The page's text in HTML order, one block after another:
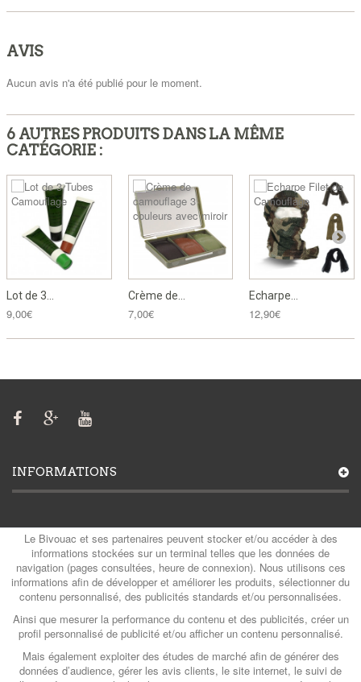
AVIS
Aucun avis n'a été publié pour le moment.
6 AUTRES PRODUITS DANS LA MÊME
CATÉGORIE :
Lot de 3...
9,00€
Crème de...
7,00€
Echarpe...
12,90€
INFORMATIONS
MON COMPTE
CATÉGORIES
CONTACTS
Le Bivouac et ses partenaires peuvent stocker et/ou accéder à des
informations stockées sur un terminal telles que les données de
navigation (pages consultées, heure de connexion). Nous utilisons ces
informations afin de développer et améliorer les produits, sélectionner du
contenu personnalisé, des publicités standards et/ou personnalisées.
Ainsi que mesurer la performance du contenu et des publicités, créer un
profil personnalisé de publicité et/ou afficher un contenu personnalisé.
Mais également exploiter des études de marché afin de générer des
données d’audience, gérer les avis clients, le site internet, le suivi de